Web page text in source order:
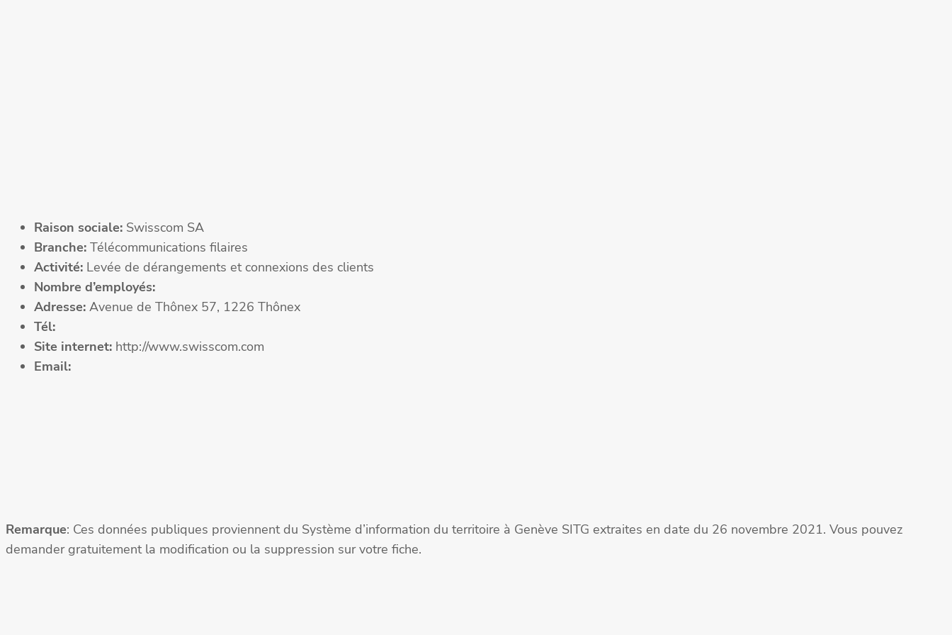
Raison sociale: Swisscom SA
Branche: Télécommunications filaires
Activité: Levée de dérangements et connexions des clients
Nombre d’employés:
Adresse: Avenue de Thônex 57, 1226 Thônex
Tél:
Site internet: http://www.swisscom.com
Email:
Remarque: Ces données publiques proviennent du Système d’information du territoire à Genève SITG extraites en date du 26 novembre 2021. Vous pouvez
demander gratuitement la modification ou la suppression sur votre fiche.